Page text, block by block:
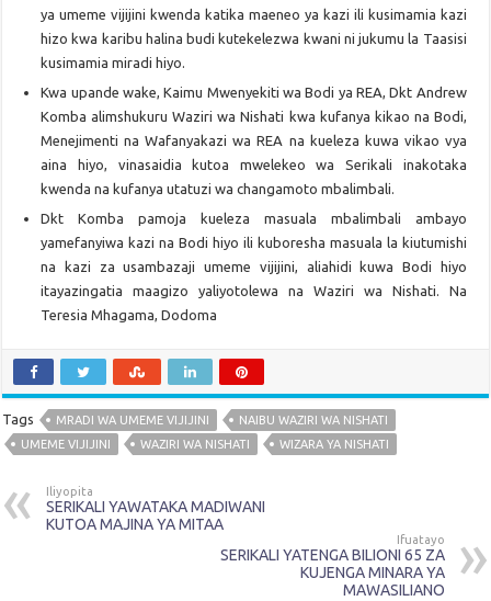
ya umeme vijijini kwenda katika maeneo ya kazi ili kusimamia kazi
hizo kwa karibu halina budi kutekelezwa kwani ni jukumu la Taasisi
kusimamia miradi hiyo.
Kwa upande wake, Kaimu Mwenyekiti wa Bodi ya REA, Dkt Andrew
Komba alimshukuru Waziri wa Nishati kwa kufanya kikao na Bodi,
Menejimenti na Wafanyakazi wa REA na kueleza kuwa vikao vya
aina hiyo, vinasaidia kutoa mwelekeo wa Serikali inakotaka
kwenda na kufanya utatuzi wa changamoto mbalimbali.
Dkt Komba pamoja kueleza masuala mbalimbali ambayo
yamefanyiwa kazi na Bodi hiyo ili kuboresha masuala la kiutumishi
na kazi za usambazaji umeme vijijini, aliahidi kuwa Bodi hiyo
itayazingatia maagizo yaliyotolewa na Waziri wa Nishati. Na
Teresia Mhagama, Dodoma
Tags MRADI WA UMEME VIJIJINI
NAIBU WAZIRI WA NISHATI
UMEME VIJIJINI
WAZIRI WA NISHATI WIZARA YA NISHATI
Iliyopita
SERIKALI YAWATAKA MADIWANI
KUTOA MAJINA YA MITAA
Ifuatayo
SERIKALI YATENGA BILIONI 65 ZA
KUJENGA MINARA YA
MAWASILIANO